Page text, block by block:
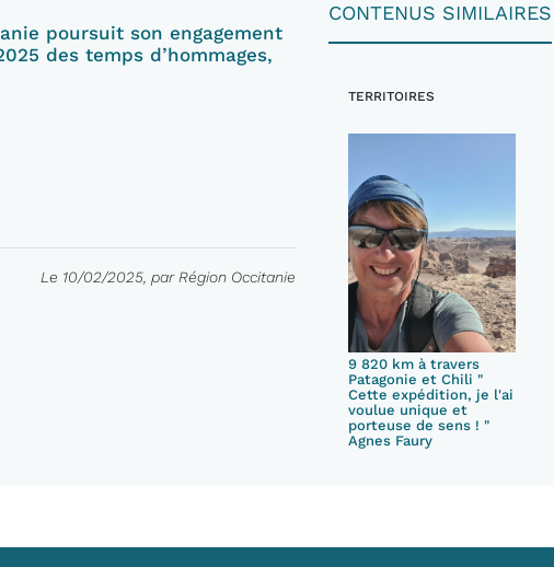
poursuit son engagement
des temps d’hommages,
Le 10/02/2025, par Région Occitanie
CONTENUS SIMILAIRES
TERRITOIRES
9 820 km à travers
Patagonie et Chili "
Cette expédition, je l'ai
voulue unique et
porteuse de sens ! "
Agnes Faury